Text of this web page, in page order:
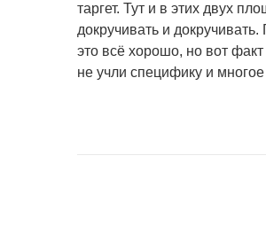
таргет. Тут и в этих двух
докручивать и
это всё хорошо, но вот факт
не учли специфику и